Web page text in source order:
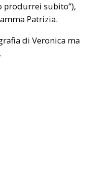
produrrei subito”),
Patrizia.
di Veronica ma